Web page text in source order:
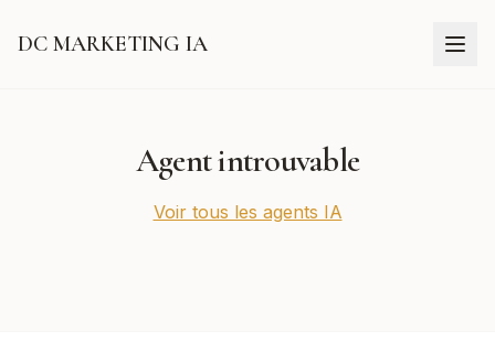
DC MARKETING IA
Agent introuvable
Voir tous les agents IA